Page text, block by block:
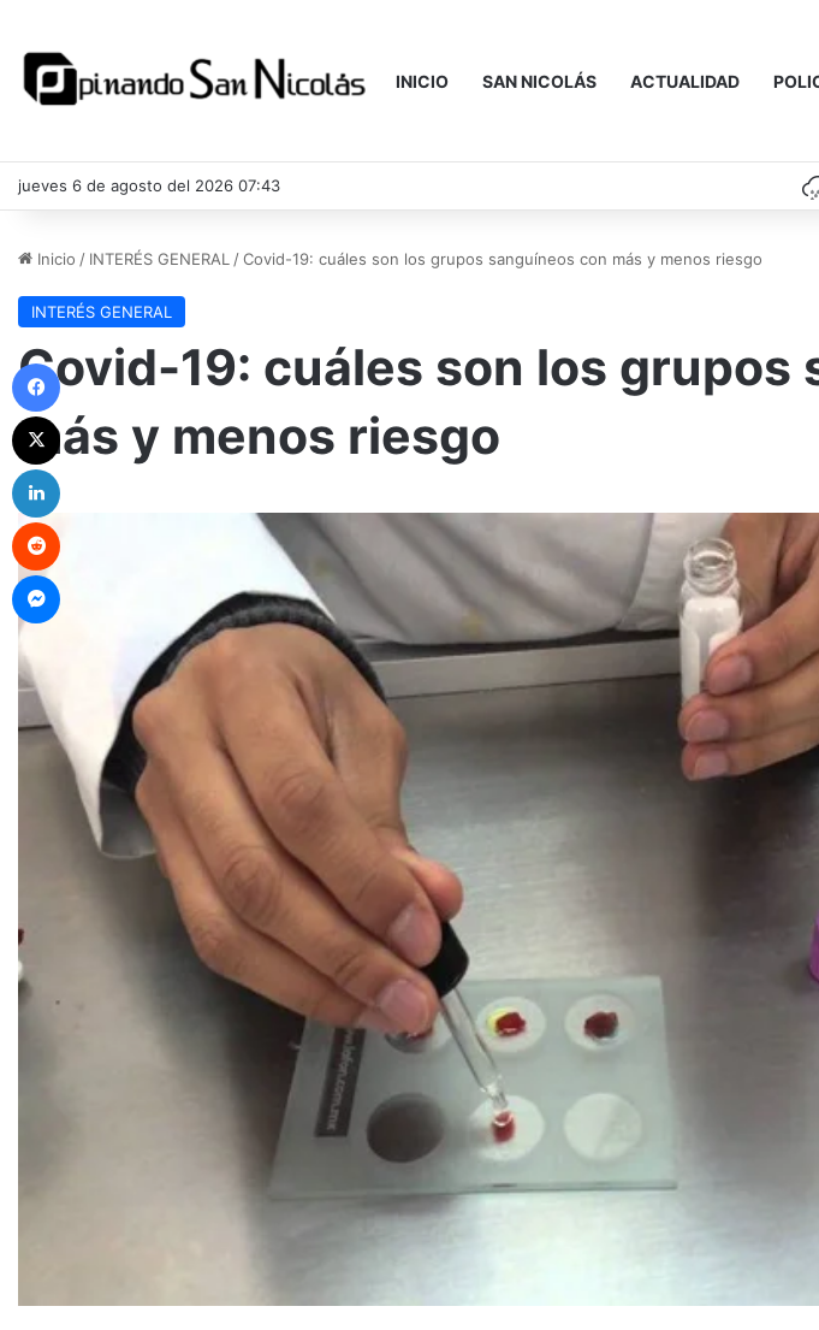
INICIO SAN NICOLÁS ACTUALIDAD
jueves 6 de agosto del 2026 07:43
Inicio / INTERÉS GENERAL /Covid-19: cuáles son los grupos sanguíneos con más y menos riesgo
INTERÉS GENERAL
Covid-19: cuáles son los grupos
más y menos riesgo
Facebook